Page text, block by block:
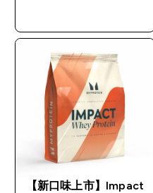
【新口味上市】Impact